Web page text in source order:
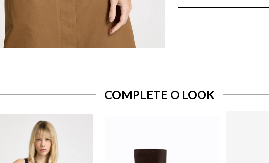
COMPLETE O LOOK